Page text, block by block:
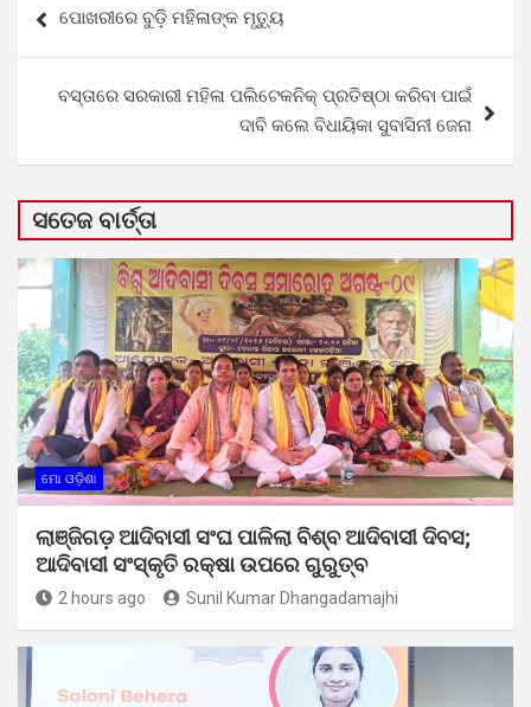
navigation
ପୋଖରୀରେ ବୁଡ଼ି ମହିଳାଙ୍କ ମୃତ୍ୟୁ
ବସ୍ତାରେ ସରକାରୀ ମହିଳା ପଲିଟେକନିକ୍ ପ୍ରତିଷ୍ଠା କରିବା ପାଇଁ
ଦାବି କଲେ ବିଧାୟିକା ସୁବାସିନୀ ଜେନା
ସତେଜ ବାର୍ତ୍ତା
ମୋ ଓଡ଼ିଶା
ଲାଞ୍ଜିଗଡ଼ ଆଦିବାସୀ ସଂଘ ପାଳିଲା ବିଶ୍ବ ଆଦିବାସୀ ଦିବସ;
ଆଦିବାସୀ ସଂସ୍କୃତି ରକ୍ଷା ଉପରେ ଗୁରୁତ୍ବ
2 hours ago Sunil Kumar Dhangadamajhi